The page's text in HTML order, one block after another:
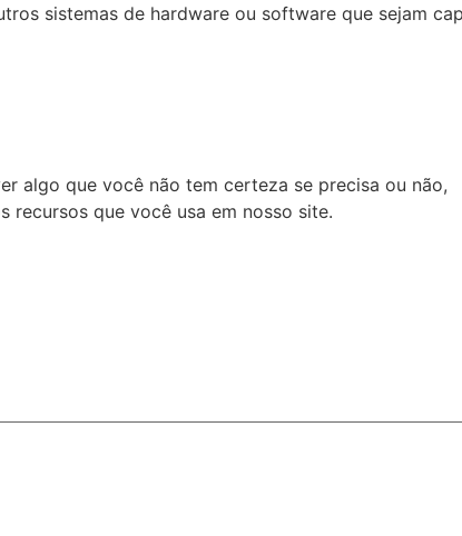
sistemas de hardware ou software que sejam
algo que você não tem certeza se precisa ou não,
recursos que você usa em nosso site.